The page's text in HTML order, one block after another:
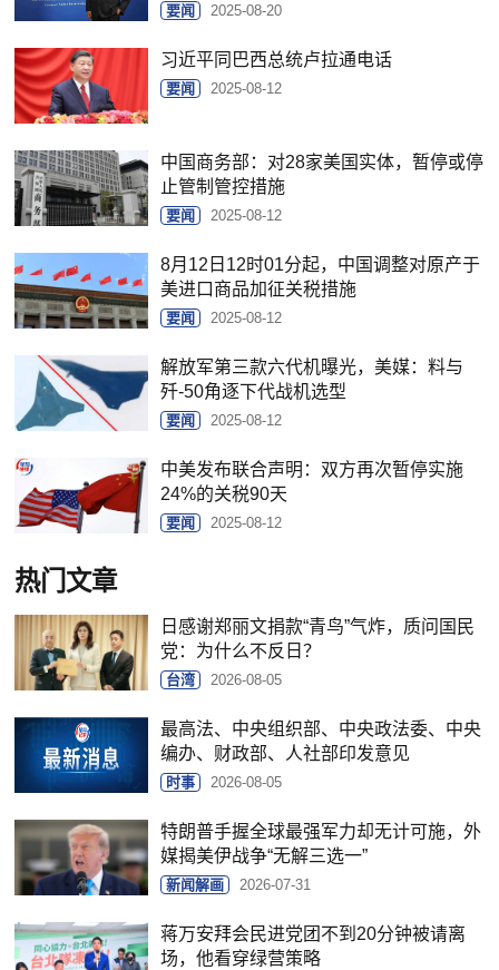
要闻 2025-08-20
习近平同巴西总统卢拉通电话
要闻 2025-08-12
中国商务部：对28家美国实体，暂停或停
止管制管控措施
要闻 2025-08-12
8月12日12时01分起，中国调整对原产于
美进口商品加征关税措施
要闻 2025-08-12
解放军第三款六代机曝光，美媒：料与
歼-50角逐下代战机选型
要闻 2025-08-12
中美发布联合声明：双方再次暂停实施
24%的关税90天
要闻 2025-08-12
热门文章
日感谢郑丽文捐款“青鸟”气炸，质问国民
党：为什么不反日？
台湾 2026-08-05
最高法、中央组织部、中央政法委、中央
编办、财政部、人社部印发意见
时事 2026-08-05
特朗普手握全球最强军力却无计可施，外
媒揭美伊战争“无解三选一”
新闻解画 2026-07-31
蒋万安拜会民进党团不到20分钟被请离
场，他看穿绿营策略